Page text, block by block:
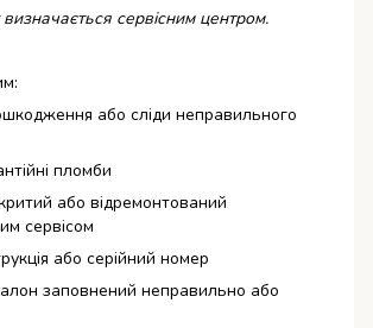
сервісним центром.
або сліди неправильного
пломби
або відремонтований
сервісом
або серійний номер
заповнений неправильно або